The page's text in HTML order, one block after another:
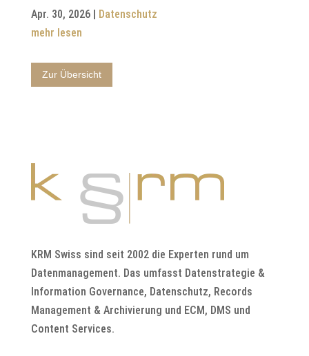
Apr. 30, 2026| Datenschutz
mehr lesen
Zur Übersicht
KRM Swiss sind seit 2002 die Experten rund um
Datenmanagement. Das umfasst Datenstrategie &
Information Governance, Datenschutz, Records
Management & Archivierung und ECM, DMS und
Content Services.